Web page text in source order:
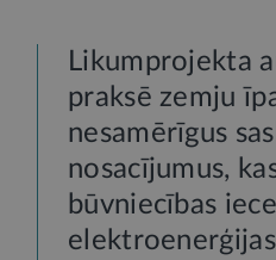
Likumprojekta
praksē zemju
nesamērīgus
nosacījumus,
būvniecības